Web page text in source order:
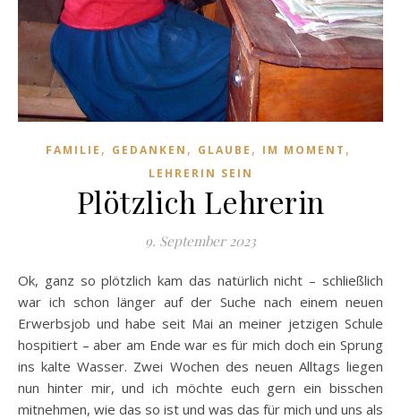
FAMILIE , GEDANKEN , GLAUBE , IM MOMENT ,
LEHRERIN SEIN
Plötzlich Lehrerin
9. September 2023
Ok, ganz so plötzlich kam das natürlich nicht – schließlich
war ich schon länger auf der Suche nach einem neuen
Erwerbsjob und habe seit Mai an meiner jetzigen Schule
hospitiert – aber am Ende war es für mich doch ein Sprung
ins kalte Wasser. Zwei Wochen des neuen Alltags liegen
nun hinter mir, und ich möchte euch gern ein bisschen
mitnehmen, wie das so ist und was das für mich und uns als